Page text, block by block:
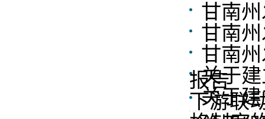
甘南
甘南
甘南
报告
关于
下游联
关于